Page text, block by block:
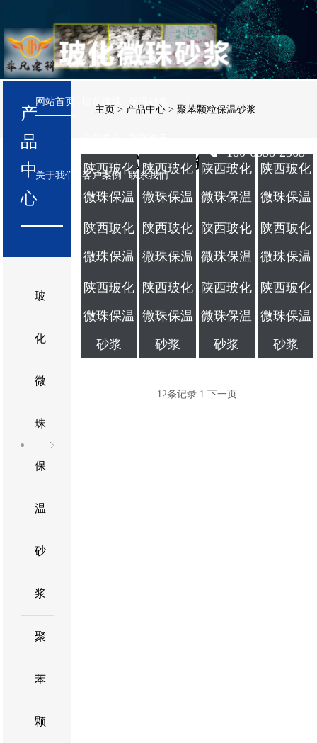
网站首页 玻化微珠 保温砂浆
关于我们 客户案例 联系我们
180-6658-2365
产
品
中
心
玻
化
微
珠
保
温
砂
浆
聚
苯
颗
主页 > 产品中心 >聚苯颗粒保温砂浆
聚苯颗粒保温砂浆
陕西玻化
微珠保温
砂浆
陕西玻化
微珠保温
砂浆
陕西玻化
微珠保温
砂浆
陕西玻化
微珠保温
砂浆
陕西玻化
微珠保温
砂浆
陕西玻化
微珠保温
砂浆
陕西玻化
微珠保温
砂浆
陕西玻化
微珠保温
砂浆
陕西玻化
微珠保温
砂浆
陕西玻化
微珠保温
砂浆
陕西玻化
微珠保温
砂浆
陕西玻化
微珠保温
砂浆
12条记录 1 下一页